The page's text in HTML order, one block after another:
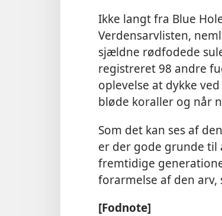
Ikke langt fra Blue
Verdensarvlisten,
sjældne rødfodede
registreret 98 andre
oplevelse at dykke
bløde koraller og når
Som det kan ses af
er der gode grunde
fremtidige
forarmelse af den arv,
[Fodnote]